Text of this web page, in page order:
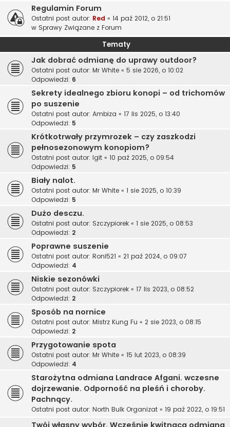
Regulamin Forum
Ostatni post autor: Red « 14 paź 2012, o 21:51
w Sprawy Związane z Forum
Tematy
Jak dobrać odmianę do uprawy outdoor?
Ostatni post autor: Mr White « 5 sie 2026, o 10:02
Odpowiedzi: 6
Sekrety idealnego zbioru konopi – od trichomów
po suszenie
Ostatni post autor: Ambiza « 17 lis 2025, o 13:40
Odpowiedzi: 5
Krótkotrwały przymrozek – czy zaszkodzi
pełnosezonowym konopiom?
Ostatni post autor: Igit « 10 paź 2025, o 09:54
Odpowiedzi: 5
Biały nalot.
Ostatni post autor: Mr White « 1 sie 2025, o 10:39
Odpowiedzi: 5
Dużo desczu.
Ostatni post autor: Szczypiorek « 1 sie 2025, o 08:53
Odpowiedzi: 2
Poprawne suszenie
Ostatni post autor: Roni521 « 21 paź 2024, o 09:07
Odpowiedzi: 4
Niskie sezonówki
Ostatni post autor: Szczypiorek « 17 lis 2023, o 08:52
Odpowiedzi: 2
Sposób na nornice
Ostatni post autor: Mistrz Kung Fu « 2 sie 2023, o 08:15
Odpowiedzi: 2
Przygotowanie spota
Ostatni post autor: Mr White « 15 lut 2023, o 08:39
Odpowiedzi: 4
Starożytna odmiana Landrace Afgani. wczesne
dojrzewanie. Odporność na pleśń i choroby.
Pachnący.
Ostatni post autor: North Bulk Organizat « 19 paź 2022, o 19:51